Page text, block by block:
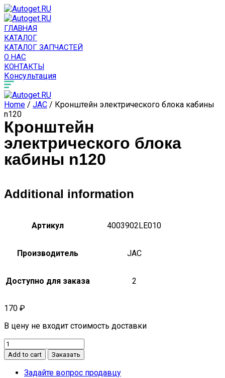
ГЛАВНАЯ
КАТАЛОГ
КАТАЛОГ ЗАПЧАСТЕЙ
О НАС
КОНТАКТЫ
Консультация
Home / JAC / Кронштейн электрического блока кабины
n120
Кронштейн
электрического блока
кабины n120
Additional information
Артикул 4003902LE010
Производитель JAC
Доступно для заказа 2
170 ₽
В цену не входит стоимость доставки
Кронштейн
электрического
блока
кабины
Add to cart Заказать
Задайте вопрос продавцу